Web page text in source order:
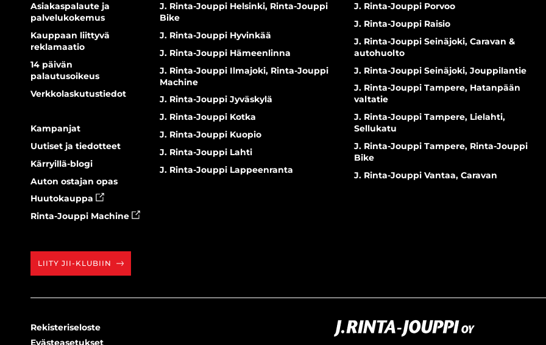
Asiakaspalaute ja
palvelukokemus
Kauppaan liittyvä
reklamaatio
14 päivän
palautusoikeus
Verkkolaskutustiedot
Kampanjat
Uutiset ja tiedotteet
Kärryillä-blogi
Auton ostajan opas
Huutokauppa
Rinta-Jouppi Machine
J. Rinta-Jouppi Helsinki, Rinta-Jouppi
Bike
J. Rinta-Jouppi Hyvinkää
J. Rinta-Jouppi Hämeenlinna
J. Rinta-Jouppi Ilmajoki, Rinta-Jouppi
Machine
J. Rinta-Jouppi Jyväskylä
J. Rinta-Jouppi Kotka
J. Rinta-Jouppi Kuopio
J. Rinta-Jouppi Lahti
J. Rinta-Jouppi Lappeenranta
J. Rinta-Jouppi Porvoo
J. Rinta-Jouppi Raisio
J. Rinta-Jouppi Seinäjoki, Caravan &
autohuolto
J. Rinta-Jouppi Seinäjoki, Jouppilantie
J. Rinta-Jouppi Tampere, Hatanpään
valtatie
J. Rinta-Jouppi Tampere, Lielahti,
Sellukatu
J. Rinta-Jouppi Tampere, Rinta-Jouppi
Bike
J. Rinta-Jouppi Vantaa, Caravan
LIITY JII-KLUBIIN
Rekisteriseloste
Evästeasetukset